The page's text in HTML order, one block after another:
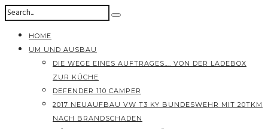
HOME
UM UND AUSBAU
DIE WEGE EINES AUFTRAGES…. VON DER LADEBOX
ZUR KÜCHE
DEFENDER 110 CAMPER
2017 NEUAUFBAU VW T3 KY BUNDESWEHR MIT 20TKM
NACH BRANDSCHADEN